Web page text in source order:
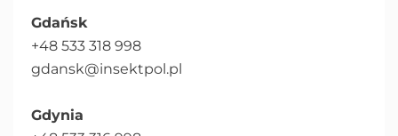
Gdańsk
+48 533 318 998
gdansk@insektpol.pl
Gdynia